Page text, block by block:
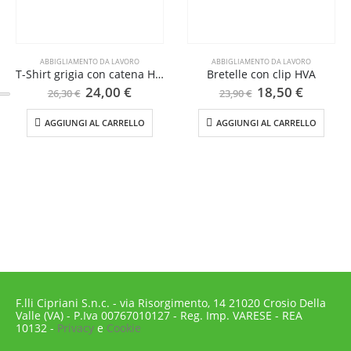
ABBIGLIAMENTO DA LAVORO
T-Shirt grigia con catena HVA
26,30€ Il
prezzo
originale
era:
26,30 €.
24,00€Il
attuale
è:
24,00 €.
AGGIUNGI AL CARRELLO
ABBIGLIAMENTO DA LAVORO
Bretelle con clip HVA
23,90€ Il
prezzo
originale
era:
23,90 €.
18,50€Il
attuale
è:
18,50
AGGIUNGI AL CARRELLO
F.lli Cipriani S.n.c. - via Risorgimento, 14 21020 Crosio Della
Valle (VA) - P.Iva 00767010127 - Reg. Imp. VARESE - REA
10132 - Privacy e Cookie